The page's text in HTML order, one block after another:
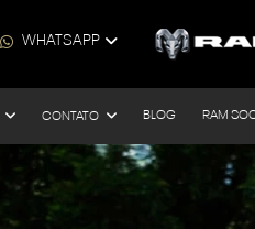
WHATSAPP
CONTATO BLOG RAM